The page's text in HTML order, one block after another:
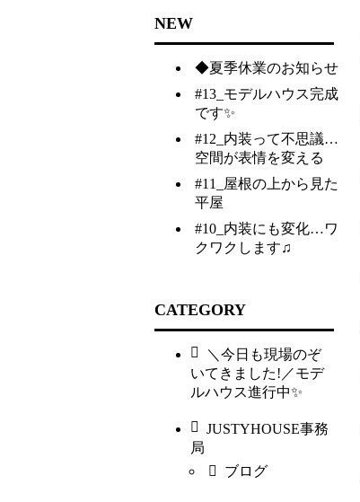
NEW
◆夏季休業のお知らせ
#13_モデルハウス完成
です✨
#12_内装って不思議…
空間が表情を変える
#11_屋根の上から見た
平屋
#10_内装にも変化…ワ
クワクします♫
CATEGORY
＼今日も現場のぞ
いてきました!／モデ
ルハウス進行中✨
JUSTYHOUSE事務
局
ブログ